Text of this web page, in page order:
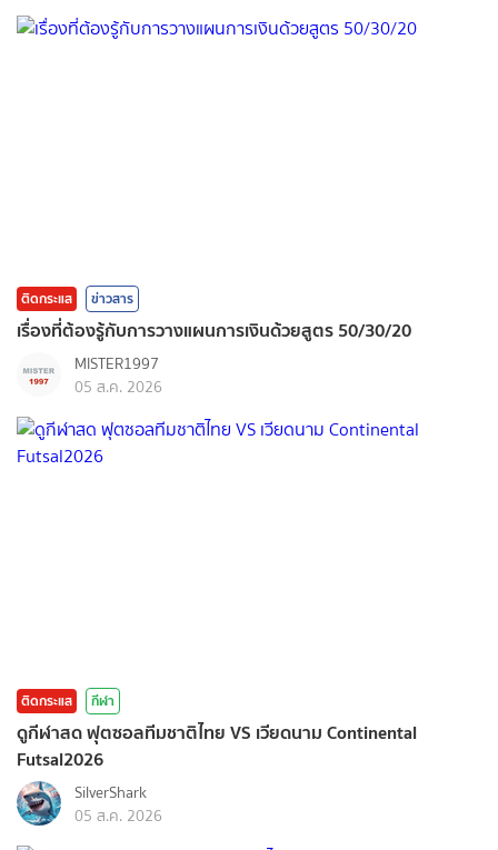
ติดกระแส ข่าวสาร
เรื่องที่ต้องรู้กับการวางแผนการเงินด้วยสูตร 50/30/20
MISTER1997
05 ส.ค. 2026
ติดกระแส กีฬา
ดูกีฬาสด ฟุตซอลทีมชาติไทย VS เวียดนาม Continental
Futsal2026
SilverShark
05 ส.ค. 2026